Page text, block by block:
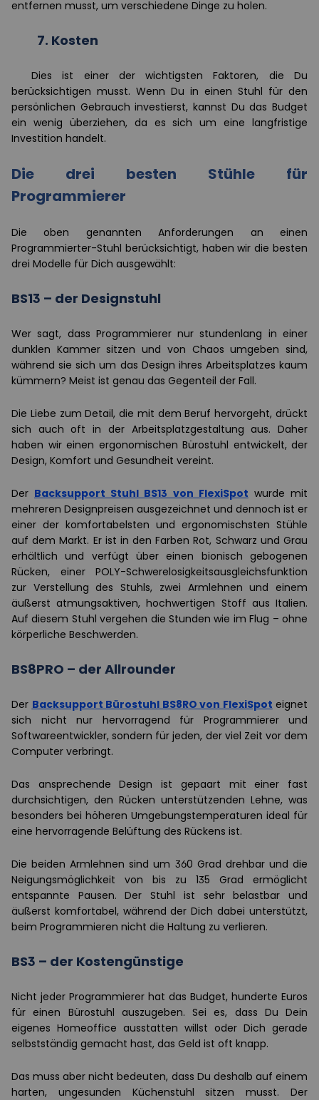
entfernen musst, um verschiedene Dinge zu holen.
7. Kosten
Dies ist einer der wichtigsten Faktoren, die Du
berücksichtigen musst. Wenn Du in einen Stuhl für den
persönlichen Gebrauch investierst, kannst Dudas Budget
ein wenig überziehen, da es sich um eine langfristige
Investition handelt.
Die drei besten Stühle für
Programmierer
Die oben genannten Anforderungen an einen
Programmierter-Stuhl berücksichtigt, haben wir die besten
drei Modelle für Dich ausgewählt:
BS13 – der Designstuhl
Wer sagt, dass Programmierer nur stundenlang in einer
dunklen Kammer sitzen und von Chaos umgeben sind,
während sie sich um das Design ihres Arbeitsplatzes kaum
kümmern? Meist ist genau das Gegenteil der Fall.
Die Liebe zum Detail, die mit dem Beruf hervorgeht, drückt
sich auch oft in der Arbeitsplatzgestaltung aus. Daher
haben wir einen ergonomischen Bürostuhl entwickelt, der
Design, Komfort und Gesundheit vereint.
Der Backsupport Stuhl BS13 von FlexiSpot wurde mit
mehreren Designpreisen ausgezeichnet und dennoch ist er
einer der komfortabelsten und ergonomischsten Stühle
auf dem Markt. Er ist in den Farben Rot, Schwarz und Grau
erhältlich und verfügt über einen bionisch gebogenen
Rücken, einer POLY-Schwerelosigkeitsausgleichsfunktion
zur Verstellung des Stuhls, zwei Armlehnen und einem
äußerst atmungsaktiven, hochwertigen Stoff aus Italien.
Auf diesem Stuhl vergehen die Stunden wie im Flug – ohne
körperliche Beschwerden.
BS8PRO – der Allrounder
Der Backsupport Bürostuhl BS8RO von FlexiSpot eignet
sich nicht nur hervorragend für Programmierer und
Softwareentwickler, sondern für jeden, der viel Zeit vor dem
Computer verbringt.
Das ansprechende Design ist gepaart mit einer fast
durchsichtigen, den Rücken unterstützenden Lehne, was
besonders bei höheren Umgebungstemperaturen ideal für
eine hervorragende Belüftung des Rückens ist.
Die beiden Armlehnen sind um 360 Grad drehbar und die
Neigungsmöglichkeit von bis zu 135 Grad ermöglicht
entspannte Pausen. Der Stuhl ist sehr belastbar und
äußerst komfortabel, während der Dich dabei unterstützt,
beim Programmieren nicht die Haltung zu verlieren.
BS3 – der Kostengünstige
Nicht jeder Programmierer hat das Budget, hunderte Euros
für einen Bürostuhl auszugeben. Sei es, dass Du Dein
eigenes Homeoffice ausstatten willst oder Dich gerade
selbstständig gemacht hast, das Geld ist oft knapp.
Das muss aber nicht bedeuten, dass Du deshalb auf einem
harten, ungesunden Küchenstuhl sitzen musst. Der